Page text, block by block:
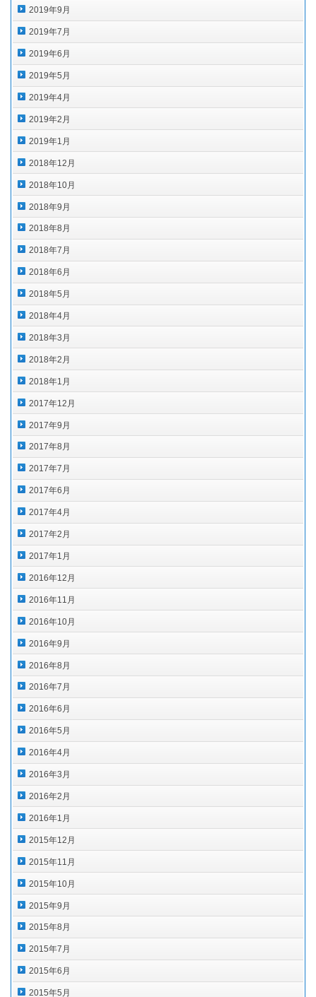
2019年9月
2019年7月
2019年6月
2019年5月
2019年4月
2019年2月
2019年1月
2018年12月
2018年10月
2018年9月
2018年8月
2018年7月
2018年6月
2018年5月
2018年4月
2018年3月
2018年2月
2018年1月
2017年12月
2017年9月
2017年8月
2017年7月
2017年6月
2017年4月
2017年2月
2017年1月
2016年12月
2016年11月
2016年10月
2016年9月
2016年8月
2016年7月
2016年6月
2016年5月
2016年4月
2016年3月
2016年2月
2016年1月
2015年12月
2015年11月
2015年10月
2015年9月
2015年8月
2015年7月
2015年6月
2015年5月